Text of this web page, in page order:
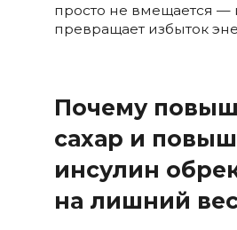
просто не вмещается —
превращает избыток
Почему
сахар и
инсулин
на лишний